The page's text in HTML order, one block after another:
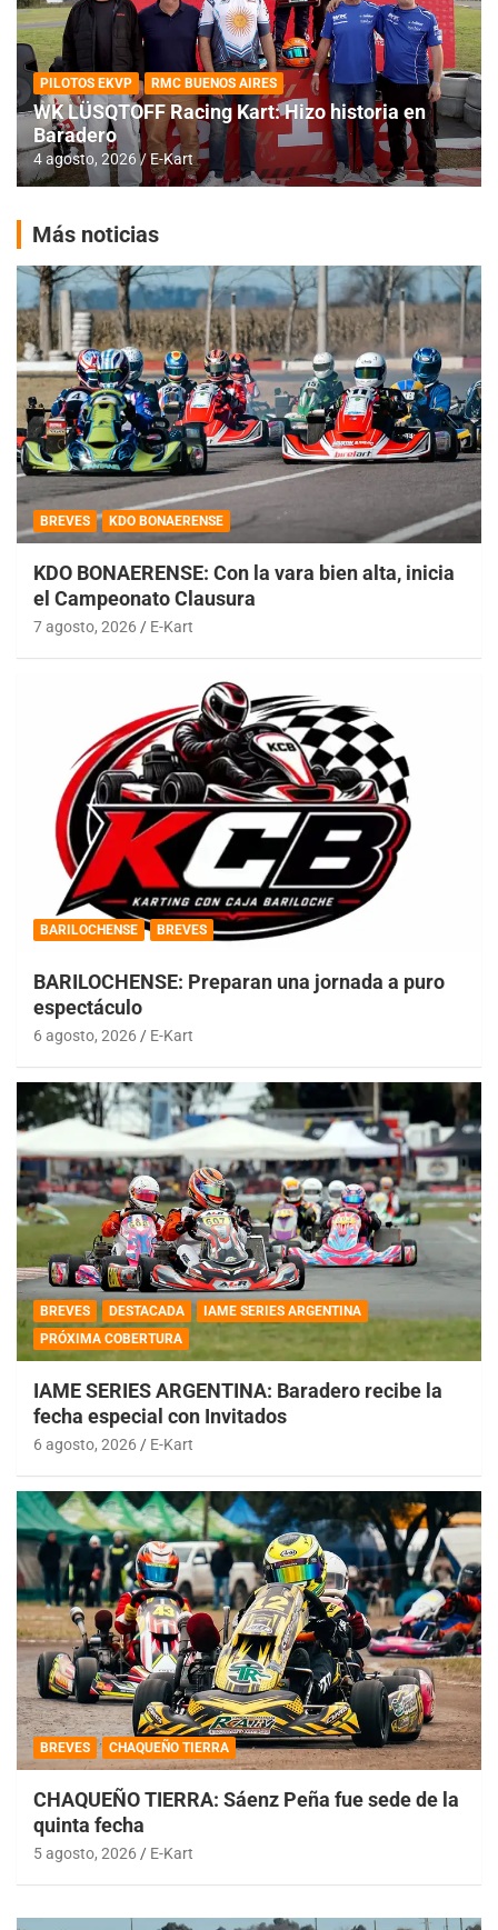
PILOTOS EKVP RMC BUENOS AIRES
WK LÜSQTOFF Racing Kart: Hizo historia en
Baradero
4 agosto, 2026 E-Kart
Más noticias
BREVES KDO BONAERENSE
KDO BONAERENSE: Con la vara bien alta, inicia
el Campeonato Clausura
7 agosto, 2026 E-Kart
BARILOCHENSE BREVES
BARILOCHENSE: Preparan una jornada a puro
espectáculo
6 agosto, 2026 E-Kart
BREVES DESTACADA
IAME SERIES ARGENTINA
PRÓXIMA COBERTURA
IAME SERIES ARGENTINA: Baradero recibe la
fecha especial con Invitados
6 agosto, 2026 E-Kart
BREVES CHAQUEÑO TIERRA
CHAQUEÑO TIERRA: Sáenz Peña fue sede de la
quinta fecha
5 agosto, 2026 E-Kart